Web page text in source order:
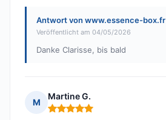
Antwort von www.essence-box.fr
Veröffentlicht am 04/05/2026
Danke Clarisse, bis bald
M
Martine G.
Hinweis: 5 von 5